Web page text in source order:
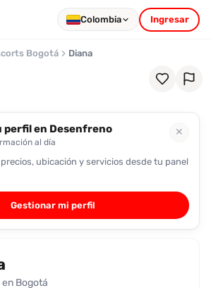
Colombia Ingresar
Bogotá Diana
perfil en Desenfreno
al día
✕
ubicación y servicios desde tu panel
Gestionar mi perfil
Bogotá